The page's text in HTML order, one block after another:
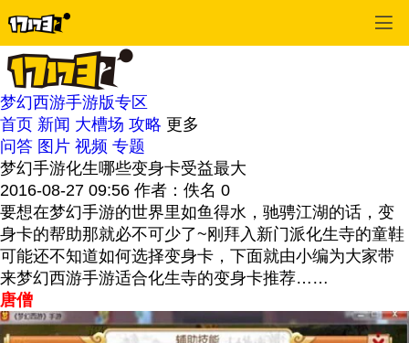
梦幻西游手游版专区
首页 新闻 大槽场 攻略 更多
问答 图片 视频 专题
梦幻手游化生哪些变身卡受益最大
2016-08-27 09:56 作者：佚名 0
要想在梦幻手游的世界里如鱼得水，驰骋江湖的话，变
身卡的帮助那就必不可少了~刚拜入新门派化生寺的童鞋
可能还不知道如何选择变身卡，下面就由小编为大家带
来梦幻西游手游适合化生寺的变身卡推荐……
唐僧